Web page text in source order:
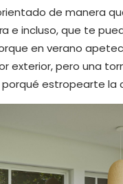
de manera
e incluso, que te
en verano
exterior, pero una
estropearte la